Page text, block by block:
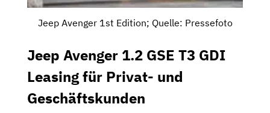
Jeep Avenger 1st Edition; Quelle: Pressefoto
Jeep Avenger 1.2 GSE T3 GDI
Leasing für Privat- und
Geschäftskunden